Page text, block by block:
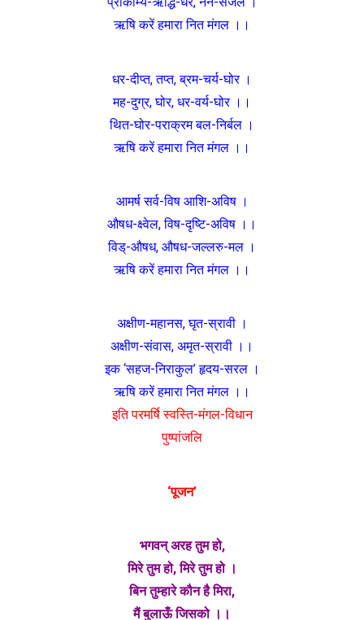
ऋषि करें हमारा नित मंगल ।।
धर-दीप्त, तप्त, ब्रम-चर्य-घोर ।
मह-दुग्र, घोर, धर-वर्य-घोर ।।
थित-घोर-पराक्रम बल-निर्बल ।
ऋषि करें हमारा नित मंगल ।।
आमर्ष सर्व-विष आशि-अविष ।
औषध-क्ष्वेल, विष-दृष्टि-अविष ।।
विड्-औषध, औषध-जल्लरु-मल ।
ऋषि करें हमारा नित मंगल ।।
अक्षीण-महानस, घृत-स्रावी ।
अक्षीण-संवास, अमृत-स्रावी ।।
इक ‘सहज-निराकुल’ हृदय-सरल ।
ऋषि करें हमारा नित मंगल ।।
इति परमर्षि स्वस्ति-मंगल-विधान
पुष्पांजलि
‘पूजन’
भगवन् अरह तुम हो,
मिरे तुम हो, मिरे तुम हो ।
बिन तुम्हारे कौन है मिरा,
मैं बुलाऊँ जिसको ।।